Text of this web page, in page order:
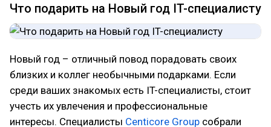
Что подарить на Новый год IT-специалисту
Новый год – отличный повод порадовать своих
близких и коллег необычными подарками. Если
среди ваших знакомых есть IT-специалисты, стоит
учесть их увлечения и профессиональные
интересы. Специалисты Centicore Group собрали